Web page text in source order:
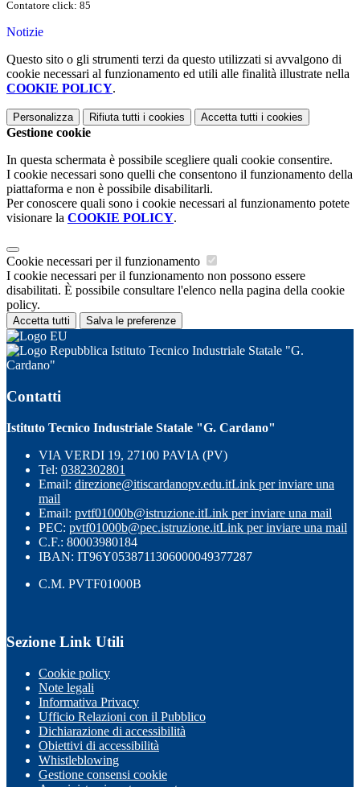
Contatore click: 85
Notizie
Questo sito o gli strumenti terzi da questo utilizzati si avvalgono di
cookie necessari al funzionamento ed utili alle finalità illustrate nella
COOKIE POLICY.
Personalizza Rifiuta tutti i cookies Accetta tutti i cookies
Gestione cookie
In questa schermata è possibile scegliere quali cookie consentire.
I cookie necessari sono quelli che consentono il funzionamento della
piattaforma e non è possibile disabilitarli.
Per conoscere quali sono i cookie necessari al funzionamento potete
visionare la COOKIE POLICY.
Cookie necessari per il funzionamento
I cookie necessari per il funzionamento non possono essere
disabilitati. È possibile consultare l'elenco nella pagina della cookie
policy.
Accetta tutti Salva le preferenze
Istituto Tecnico Industriale Statale "G.
Cardano"
Contatti
Istituto Tecnico Industriale Statale "G. Cardano"
VIA VERDI 19, 27100 PAVIA (PV)
Tel: 0382302801
Email: direzione@itiscardanopv.edu.itLink per inviare una
mail
Email: pvtf01000b@istruzione.itLink per inviare una mail
PEC: pvtf01000b@pec.istruzione.itLink per inviare una mail
C.F.: 80003980184
IBAN: IT96Y0538711306000049377287
C.M. PVTF01000B
Sezione Link Utili
Cookie policy
Note legali
Informativa Privacy
Ufficio Relazioni con il Pubblico
Dichiarazione di accessibilità
Obiettivi di accessibilità
Whistleblowing
Gestione consensi cookie